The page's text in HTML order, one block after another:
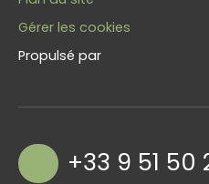
Gérer les cookies
Propulsé par
+33 9 51 50